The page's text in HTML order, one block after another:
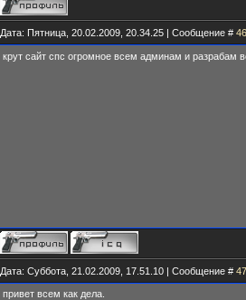
Дата: Пятница, 20.02.2009, 20.34.25 | Сообщение # 46
крут сайт спс огромное всем админам и разрабам
Дата: Суббота, 21.02.2009, 17.51.10 | Сообщение # 47
привет всем как дела.